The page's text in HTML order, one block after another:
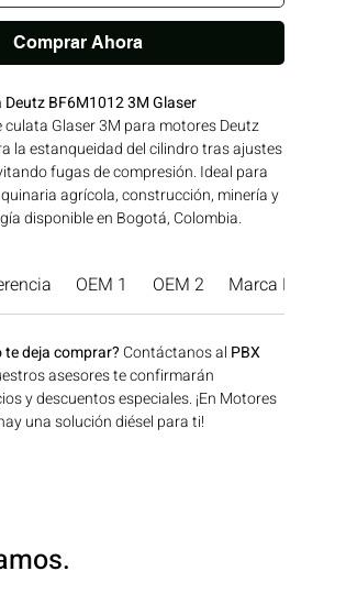
Comprar Ahora
BF6M1012 3M Glaser
Glaser 3M para motores Deutz
la estanqueidad del cilindro tras ajustes
fugas de compresión. Ideal para
agrícola, construcción, minería y
disponible en Bogotá, Colombia.
OEM 1 OEM 2 Marca Producto.
te deja comprar? Contáctanos al PBX
asesores te confirmarán
y descuentos especiales. ¡En Motores
una solución diésel para ti!